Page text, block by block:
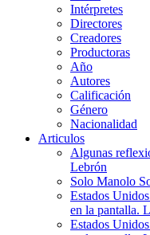
Intérpretes
Directores
Creadores
Productoras
Año
Autores
Calificación
Género
Nacionalidad
Articulos
Algunas
Lebrón
Solo Manolo
Estados
en la pantalla.
Estados